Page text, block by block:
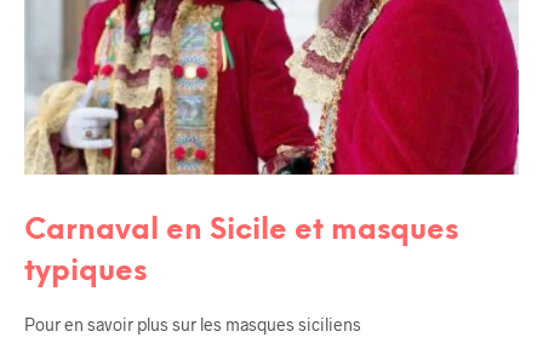
Carnaval en Sicile et masques
typiques
Pour en savoir plus sur les masques siciliens